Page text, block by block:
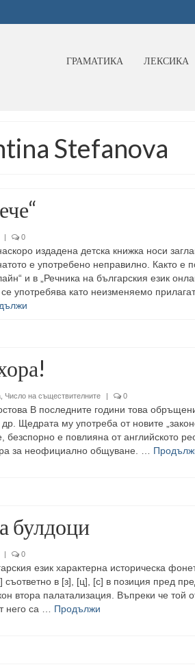
ГРАМАТИКА ЛЕКСИКА
Stefanova
| 0
издадена детска книжка носи
е употребено неправилно. Както е
и в „Речника на българския език
употребява като неизменяемо
, Число на съществителните | 0
В последните години това
Щедрата му употреба от новите
е повлияна от английското
за неофициално общуване. …
булдоци
| 0
език характерна историческа
съответно в [з], [ц], [с] в позиция пред
втора палатализация. Въпреки че той
него са … Продължи